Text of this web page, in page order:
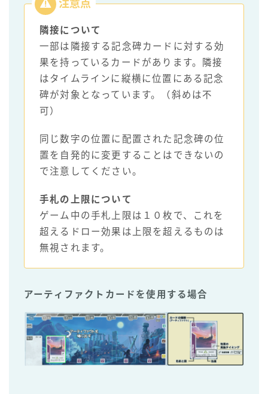
隣接について
一部は隣接する記念碑カードに対する効
果を持っているカードがあります。隣接
はタイムラインに縦横に位置にある記念
碑が対象となっています。（斜めは不
可）
同じ数字の位置に配置された記念碑の位
置を自発的に変更することはできないの
で注意してください。
手札の上限について
ゲーム中の手札上限は１０枚で、これを
超えるドロー効果は上限を超えるものは
無視されます。
アーティファクトカードを使用する場合